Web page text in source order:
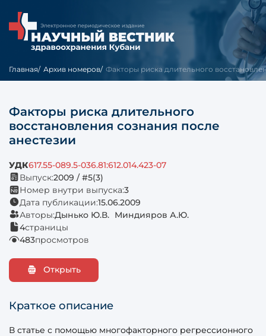
Главная Архив номеров Факторы риска длительного
Факторы риска длительного
восстановления сознания после
анестезии
УДК617.55-089.5-036.81:612.014.423-07
Выпуск:2009 / #5(3)
Номер внутри выпуска:3
Дата публикации:15.06.2009
Авторы:Дынько Ю.В. Миндияров А.Ю.
4страницы
483просмотров
Открыть
Краткое описание
В статье с помощью многофакторного регрессионного